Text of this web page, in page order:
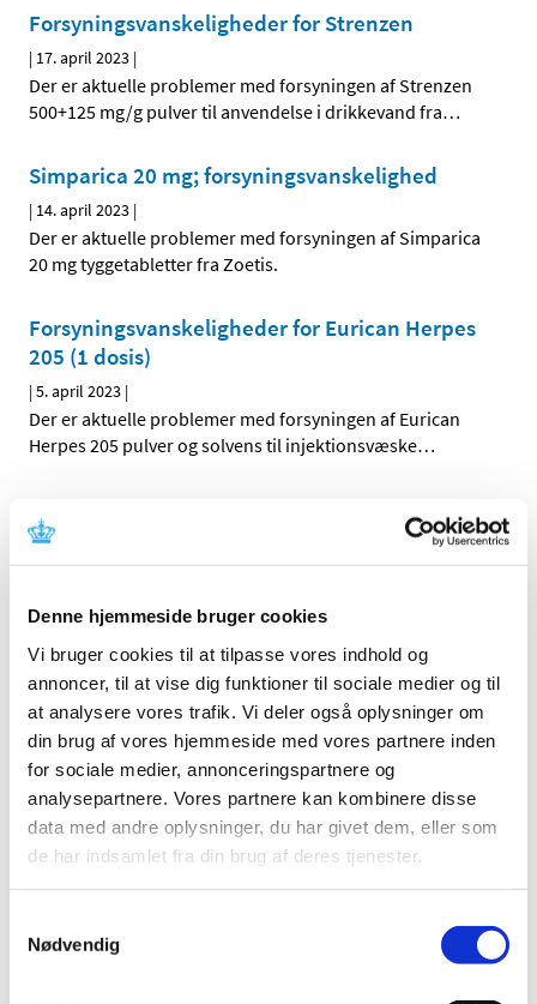
Denne hjemmeside bruger cookies
Vi bruger cookies til at tilpasse vores indhold og
annoncer, til at vise dig funktioner til sociale medier og til
at analysere vores trafik. Vi deler også oplysninger om
din brug af vores hjemmeside med vores partnere inden
for sociale medier, annonceringspartnere og
analysepartnere. Vores partnere kan kombinere disse
data med andre oplysninger, du har givet dem, eller som
de har indsamlet fra din brug af deres tjenester.
Nødvendig
Forsyningsvanskeligheder for Strenzen
| 17. april 2023 |
Der er aktuelle problemer med forsyningen af Strenzen
500+125 mg/g pulver til anvendelse i drikkevand fra…
Simparica 20 mg; forsyningsvanskelighed
| 14. april 2023 |
Der er aktuelle problemer med forsyningen af Simparica
20 mg tyggetabletter fra Zoetis.
Forsyningsvanskeligheder for Eurican Herpes
205 (1 dosis)
|5. april 2023 |
Der er aktuelle problemer med forsyningen af Eurican
Herpes 205 pulver og solvens til injektionsvæske…
Forsyningsvanskeligheder for Previcox 57 mg,
180 stk
|5. april 2023|
mg tyggetabletter 180 stk fra Boehringer Ingelheim
Forsyningsvanskeligheder for IsoFlo Vet.
|4. april 2023 |
Der er aktuelle problemer med forsyningen af IsoFlo Vet.
væske til inhalationsdamp fra Zoetis
Forsyningsvanskeligheder for Stronghold 240
mg
Der er aktuelle problemer med forsyningen af Stronghold
240 mg spot-on opløsning fra Zoetis